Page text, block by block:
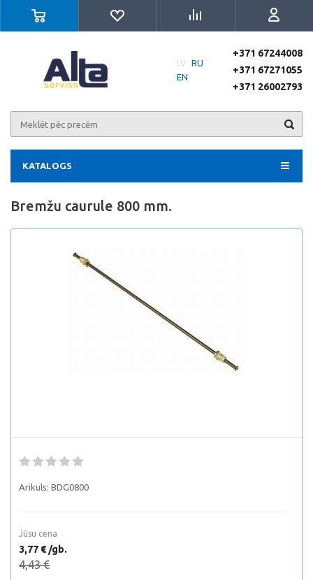
LV RU
EN
+371 67244008
+371 67271055
+371 26002793
KATALOGS
Bremžu caurule 800 mm.
Arikuls: BDG0800
Jūsu cena
3,77 € /gb.
4,43 €